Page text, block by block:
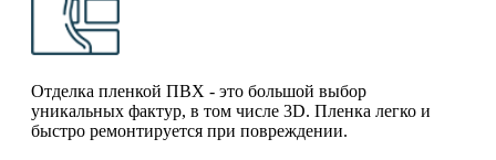
Отделка пленкой ПВХ - это большой выбор
уникальных фактур, в том числе 3D. Пленка легко и
быстро ремонтируется при повреждении.